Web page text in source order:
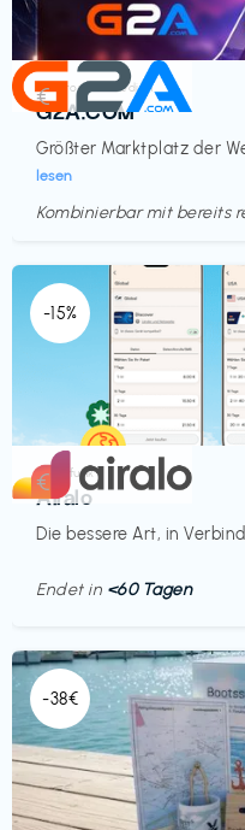
Elektronik & Medien
G2A.COM
Größter Marktplatz der
lesen
€‎
Kombinierbar mit bereits
-15%
Mobilfunk
Airalo
Die bessere Art, in
€‎
Endet in <60 Tagen
-38€